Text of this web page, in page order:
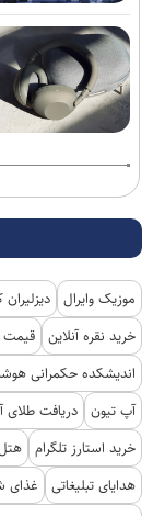
موزیک وایرال دیزلیران
خرید نقره آنلاین قیمت
اندیشکده حکمرانی
آپ تیون دریافت طلای
خرید استارز تلگرام
هدایای تبلیغاتی
غذای